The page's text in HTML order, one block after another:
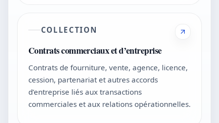
COLLECTION
Contrats commerciaux et d’entreprise
Contrats de fourniture, vente, agence, licence,
cession, partenariat et autres accords
d’entreprise liés aux transactions
commerciales et aux relations opérationnelles.